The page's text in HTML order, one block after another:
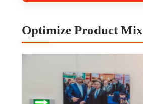
Optimize Product Mix